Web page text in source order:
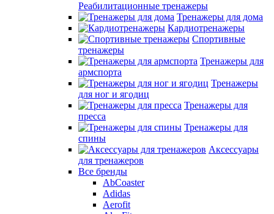
Реабилитационные тренажеры
Тренажеры для дома
Кардиотренажеры
Спортивные
тренажеры
Тренажеры для
армспорта
Тренажеры
для ног и ягодиц
Тренажеры для
пресса
Тренажеры для
спины
Аксессуары
для тренажеров
Все бренды
AbCoaster
Adidas
Aerofit